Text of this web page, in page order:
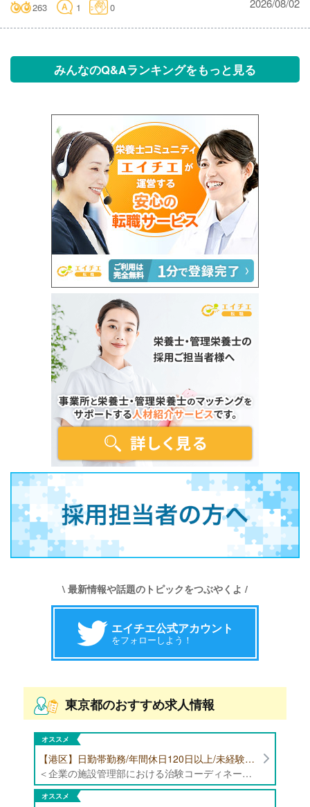
263 1 0 2026/08/02
みんなのQ&Aランキングをもっと見る
\ 最新情報や話題のトピックをつぶやくよ /
エイチエ公式アカウント
をフォローしよう！
東京都のおすすめ求人情報
オススメ
【港区】日勤帯勤務/年間休日120日以上/未経験者歓迎/健康食品の臨床試験に携わる管理栄養士・栄養士の治験コーディネーター募集！
＜企業の施設管理部における治験コーディネーター業務全般＞ ・健康食品の臨床試験に伴う指導 ・スケジュール調整等の被験者管理 ・データ収集、書類作成 ・医療機関にて被験者への説明や誘導 ・栄養指導、栄養計算
オススメ